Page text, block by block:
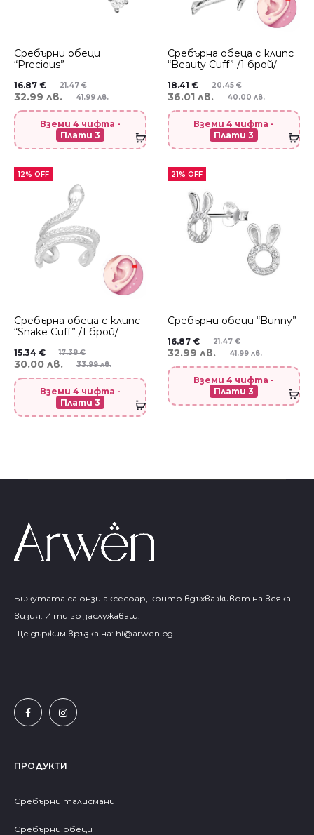
Сребърни обеци
“Precious”
21.47€
16.87 €
41.99 лв.
32.99 лв.
Вземи 4 чифта -
Плати 3
Сребърнa oбеца с клипс
“Beauty Cuff” /1 брой/
20.45€
18.41 €
40.00 лв.
36.01 лв.
Вземи 4 чифта -
Плати 3
12% OFF
Сребърнa oбеца с клипс
“Snake Cuff” /1 брой/
17.38€
15.34 €
33.99 лв.
30.00 лв.
Вземи 4 чифта -
Плати 3
21% OFF
Сребърни обеци “Bunny”
21.47€
16.87 €
41.99 лв.
32.99 лв.
Вземи 4 чифта -
Плати 3
Бижутата са онзи аксесоар, който вдъхва живот на всяка
визия. И ти го заслужаваш.
Ще държим връзка на: hi@arwen.bg
ПРОДУКТИ
Сребърни талисмани
Сребърни обеци